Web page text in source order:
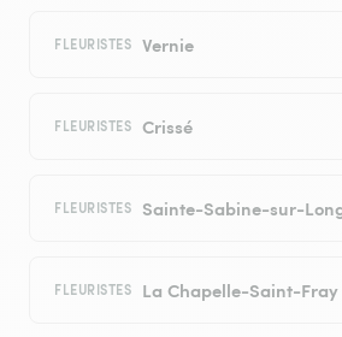
FLEURISTES Vernie
FLEURISTES Crissé
FLEURISTES Sainte-Sabine-sur-
FLEURISTES La Chapelle-Saint-Fray